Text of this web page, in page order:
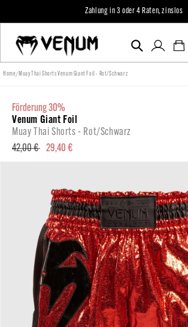
Inhalt
Zahlung in 3 oder 4 Raten, zinslos
Einloggen
Home/Muay Thai Shorts Venum Giant Foil - Rot/Schwarz
förderung 30%
Venum Giant Foil
Muay Thai Shorts - Rot/Schwarz
Normaler
42,00 € Verkaufspreis
29,40 €